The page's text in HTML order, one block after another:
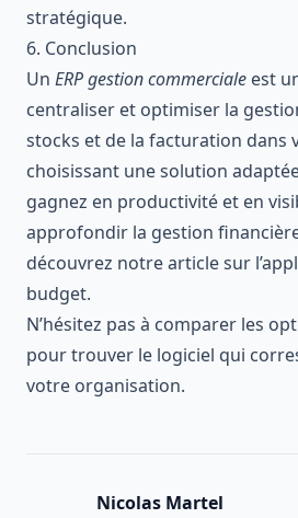
stratégique.
6. Conclusion
Un ERP gestion commerciale est
centraliser et optimiser la
stocks et de la facturation dans
choisissant une solution
gagnez en productivité et en
approfondir la gestion
découvrez notre article sur l’
budget.
N’hésitez pas à comparer les
pour trouver le logiciel qui
votre organisation.
Nicolas Martel